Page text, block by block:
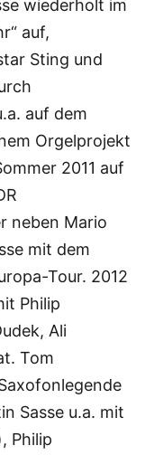
wiederholt im
auf,
Sting und
auf dem
Orgelprojekt
2011 auf
neben Mario
mit dem
Tour. 2012
Philip
Ali
Tom
Sasse u.a. mit
Philip